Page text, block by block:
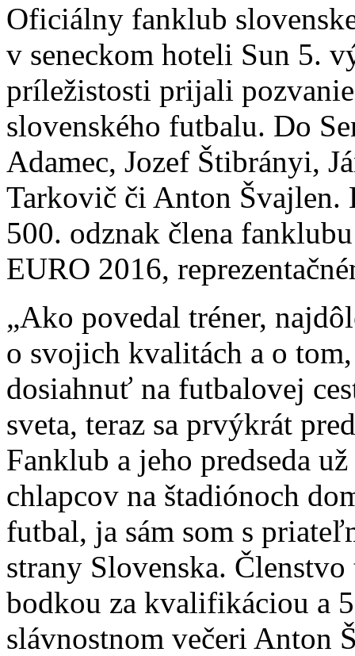
Oficiálny fanklub
v seneckom hoteli Sun 5.
príležistosti prijali
slovenského futbalu. Do
Adamec, Jozef Štibrányi,
Tarkovič či Anton Švajlen.
500. odznak člena
EURO 2016,
„Ako povedal tréner,
o svojich kvalitách a o
dosiahnuť na futbalovej
sveta, teraz sa prvýkrát
Fanklub a jeho predseda
chlapcov na štadiónoch
futbal, ja sám som s
strany Slovenska.
bodkou za kvalifikáciou a
slávnostnom večeri Anton